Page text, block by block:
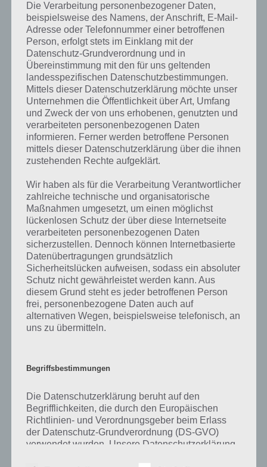
Kurze Begriffserklärung zur Lösung
Rollen
Bilder 1 Wort, doch welche Bedeutung hat dieses eigentlich und was
gibt es dazu zu wissen? Passt das Wort auch zu Alles in Bewegung?
Zu bestimmten Lösungen präsentieren wir daher auch immer eine
kurze Begriffserklärung!
Zu Rollen haben wir zunächst keine weiteren Informationen parat!
Auf WhatsApp teilen Teilen auf Facebook
Mehr Artikel hier auf Touchportal
Die Verarbeitung personenbezogener Daten,
beispielsweise des Namens, der Anschrift, E-Mail-
Adresse oder Telefonnummer einer betroffenen
Person, erfolgt stets im Einklang mit der
Datenschutz-Grundverordnung und in
Übereinstimmung mit den für uns geltenden
landesspezifischen Datenschutzbestimmungen.
Mittels dieser Datenschutzerklärung möchte unser
Unternehmen die Öffentlichkeit über Art, Umfang
und Zweck der von uns erhobenen, genutzten und
verarbeiteten personenbezogenen Daten
informieren. Ferner werden betroffene Personen
mittels dieser Datenschutzerklärung über die ihnen
zustehenden Rechte aufgeklärt.
Wir haben als für die Verarbeitung Verantwortlicher
zahlreiche technische und organisatorische
Maßnahmen umgesetzt, um einen möglichst
lückenlosen Schutz der über diese Internetseite
verarbeiteten personenbezogenen Daten
sicherzustellen. Dennoch können Internetbasierte
Datenübertragungen grundsätzlich
Sicherheitslücken aufweisen, sodass ein absoluter
Schutz nicht gewährleistet werden kann. Aus
diesem Grund steht es jeder betroffenen Person
frei, personenbezogene Daten auch auf
alternativen Wegen, beispielsweise telefonisch, an
uns zu übermitteln.
Begriffsbestimmungen
Die Datenschutzerklärung beruht auf den
Begrifflichkeiten, die durch den Europäischen
Richtlinien- und Verordnungsgeber beim Erlass
der Datenschutz-Grundverordnung (DS-GVO)
verwendet wurden. Unsere Datenschutzerklärung